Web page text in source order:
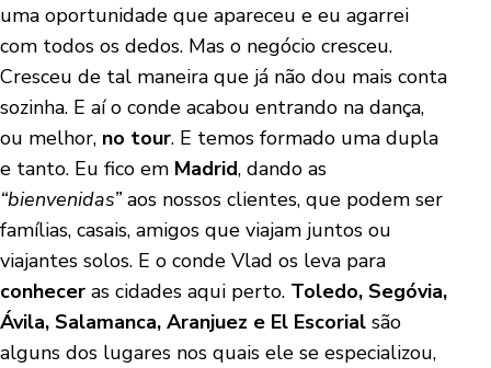
uma oportunidade que apareceu e eu agarrei
com todos os dedos. Mas o negócio cresceu.
Cresceu de tal maneira que já não dou mais conta
sozinha. E aí o conde acabou entrando na dança,
ou melhor, no tour. E temos formado uma dupla
e tanto. Eu fico em Madrid, dando as
“bienvenidas”aos nossos clientes, que podem ser
famílias, casais, amigos que viajam juntos ou
viajantes solos. E o conde Vlad os leva para
conhecer as cidades aqui perto. Toledo, Segóvia,
Ávila, Salamanca, Aranjuez e El Escorial são
alguns dos lugares nos quais ele se especializou,